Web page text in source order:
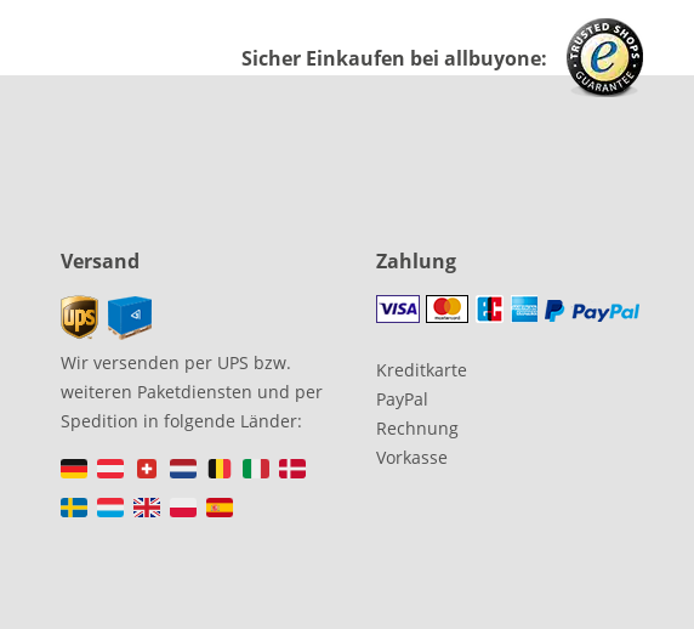
Sicher Einkaufen bei allbuyone:
Versand
Wir versenden per UPS bzw.
weiteren Paketdiensten und per
Spedition in folgende Länder:
Zahlung
Kreditkarte
PayPal
Rechnung
Vorkasse